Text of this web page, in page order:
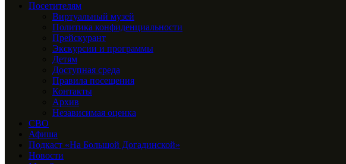
Посетителям
Виртуальный музей
Политика конфиденциальности
Прейскурант
Экскурсии и программы
Детям
Доступная среда
Правила посещения
Контакты
Архив
Независимая оценка
СВО
Афиша
Подкаст «На Большой Догадинской»
Новости